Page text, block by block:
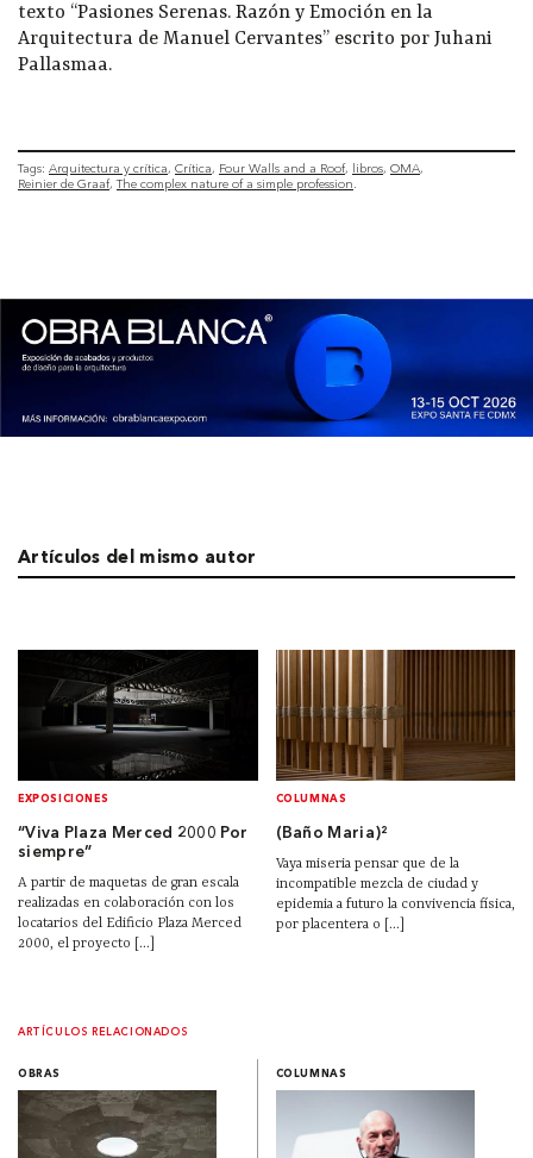
texto “Pasiones Serenas. Razón y Emoción en la
Arquitectura de Manuel Cervantes” escrito por Juhani
Pallasmaa.
Tags: Arquitectura y crítica Crítica Four Walls and a Roof libros OMA
Reinier de Graaf The complex nature of a simple profession
Artículos del mismo autor
EXPOSICIONES
“Viva Plaza Merced 2000 Por
siempre”
A partir de maquetas de gran escala
realizadas en colaboración con los
locatarios del Edificio Plaza Merced
2000, el proyecto [...]
COLUMNAS
(Baño Maria)²
Vaya miseria pensar que de la
incompatible mezcla de ciudad y
epidemia a futuro la convivencia física,
por placentera o [...]
ARTÍCULOS RELACIONADOS
OBRAS COLUMNAS